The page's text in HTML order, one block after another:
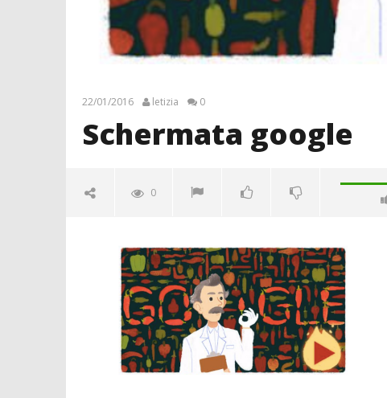
22/01/2016 letizia 0
Schermata google
0
22/01/2016
letizia